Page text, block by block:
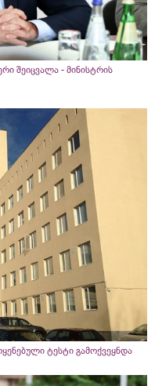
შეიცვალა - მინისტრის
ტესტი გამოქვეყნდა